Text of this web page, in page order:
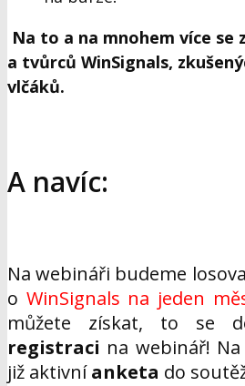
Na to a na mnohem více se
a tvůrců WinSignals,
vlčáků.
A navíc:
Na webináři budeme
o WinSignals na jeden
můžete získat, to se
registraci na webinář!
již aktivníanketa do